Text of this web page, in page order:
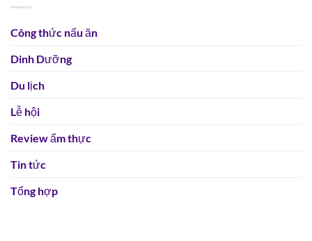
Công thức nấu ăn
Dinh Dưỡng
Du lịch
Lễ hội
Review ẩm thực
Tin tức
Tổng hợp